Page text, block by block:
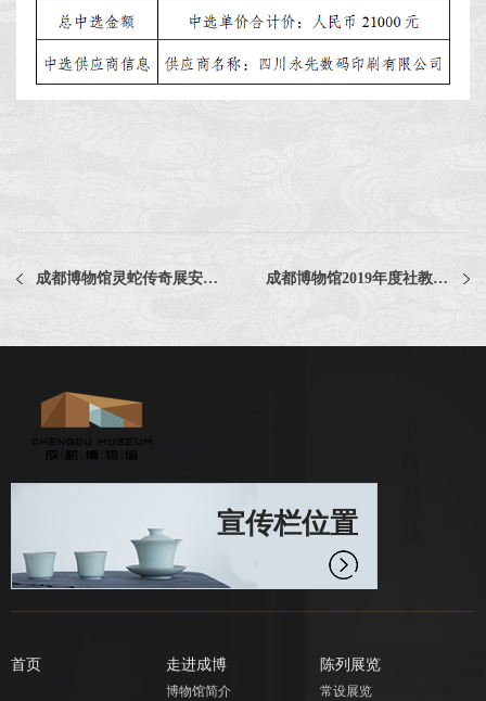
成都博物馆灵蛇传奇展安全评估(第二次)比选公告 成都博物馆2019年度社教活动专用物料设计制作印刷服务比选文件更正公告
宣传栏位置
首页 走进成博
博物馆简介
陈列展览
常设展览